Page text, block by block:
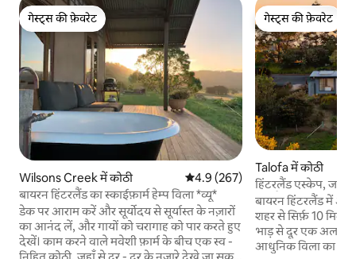
गेस्ट्स की फ़ेवरेट
गेस्ट्स की फ़ेवरेट
Wilsons Creek में कोठी औसत रेटिंग 5 में से 4.9, 267 समीक्षाएँ
4.9 (267)
बायरन हिंटरलैंड का स्काईफ़ार्म हेम्प विला *व्यू*
डेक पर आराम करें और सूर्योदय से सूर्यास्त के नज़ारों
का आनंद लें, और गायों को चरागाह को पार करते हुए
देखें। काम करने वाले मवेशी फ़ार्म के बीच एक स्व -
गेस्ट्स की फ़ेवरेट
गेस्ट्स की फ़ेवरेट
Talofa में कोठी
हिंटरलैंड एस्केप, जहाँ से
देता है | बायरन के पास
बायरन हिंटरलैंड में
शहर से सिर्फ़ 10 मिनट
भाड़ से दूर एक अलग ही दुनिया
आधुनिक विला का एक